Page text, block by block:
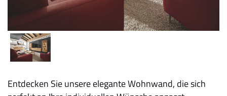
Entdecken Sie unsere elegante Wohnwand, die sich